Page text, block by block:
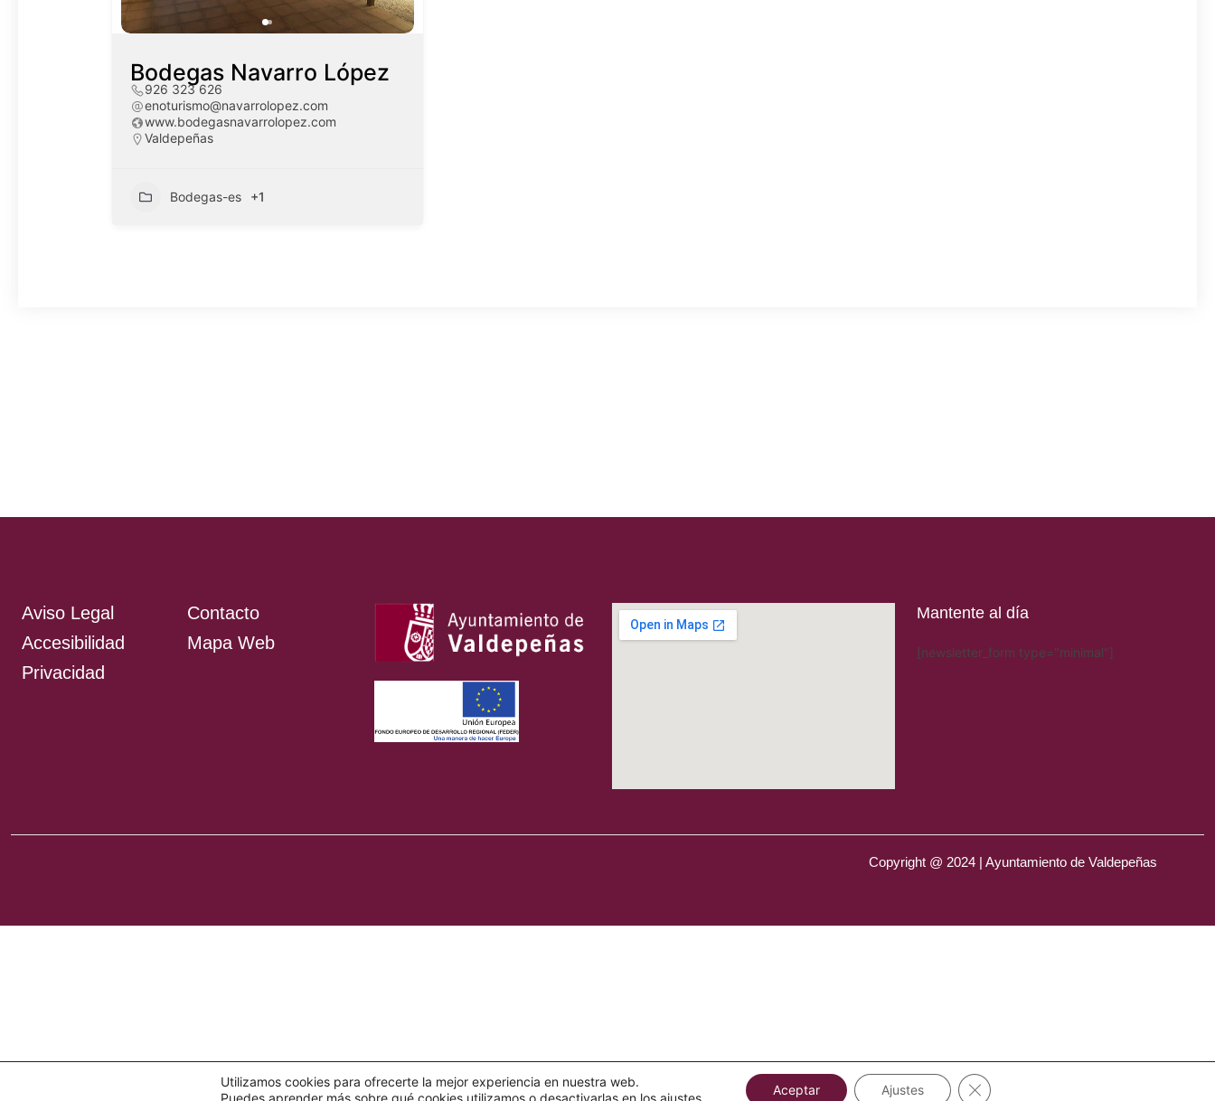
Bodegas Navarro López
926 323 626
enoturismo@navarrolopez.com
www.bodegasnavarrolopez.com
Valdepeñas
Bodegas-es +1
Aviso Legal
Accesibilidad
Privacidad
Contacto
Mapa Web
Mantente al día
[newsletter_form type="minimal"]
Copyright @ 2024 | Ayuntamiento de Valdepeñas
Utilizamos cookies para ofrecerte la mejor experiencia en nuestra web.
Puedes aprender más sobre qué cookies utilizamos o desactivarlas en losajustes
Aceptar Ajustes Cerrar el banner de cookies RGPD